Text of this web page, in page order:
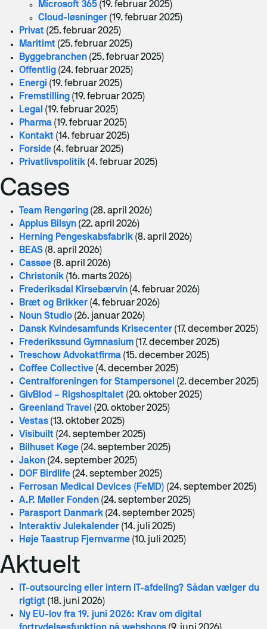
Connectivity
Maritim IT-infrastruktur
Satellitkommunikation
Starlink Maritime
Maritim IT
Micro­soft 365 (19. februar 2025)
Cloud­-løsning­er (19. februar 2025)
Privat (25. februar 2025)
Maritimt (25. februar 2025)
Bygge­branchen (25. februar 2025)
Offentlig (24. februar 2025)
Energi
(19. februar 2025)
Fremstilling (19. februar 2025)
Legal (19. februar 2025)
Pharma (19. februar 2025)
Kontakt (14. februar 2025)
Forside (4. februar 2025)
Privatlivspolitik (4. februar 2025)
Cases
Team Rengøring (28. april 2026)
Applus Bilsyn (22. april 2026)
Herning Pengeskabsfabrik (8. april 2026)
BEAS (8. april 2026)
Cassøe (8. april 2026)
Christonik (16. marts 2026)
Frederiksdal Kirsebærvin (4. februar 2026)
Bræt og Brikker (4. februar 2026)
Noun Studio (26. januar 2026)
Dansk Kvindesamfunds Krisecenter (17. december 2025)
Frederikssund Gymnasium (17. december 2025)
Treschow Advokatfirma (15. december 2025)
Coffee Collective (4. december 2025)
Centralforeningen for Stampersonel (2. december 2025)
GivBlod – Rigshospitalet (20. oktober 2025)
Greenland Travel (20. oktober 2025)
Vestas (13. oktober 2025)
Visibuilt (24. september 2025)
Bilhuset Køge (24. september 2025)
Jakon (24. september 2025)
DOF Birdlife (24. september 2025)
Ferrosan Medical Devices (FeMD) (24. september 2025)
A.P. Møller Fonden (24. september 2025)
Parasport Danmark (24. september 2025)
Interaktiv Julekalender (14. juli 2025)
Høje Taastrup Fjernvarme (10. juli 2025)
Aktuelt
IT-outsourcing eller intern IT-afdeling? Sådan vælger du
rigtigt (18. juni 2026)
Ny EU-lov fra 19. juni 2026: Krav om digital